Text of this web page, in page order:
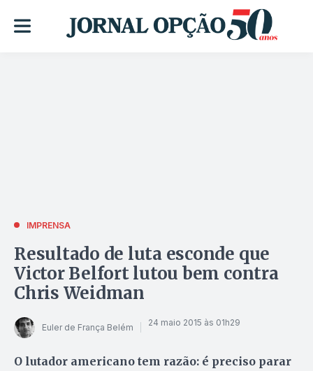
IMPRENSA
Resultado de luta esconde que
Victor Belfort lutou bem contra
Chris Weidman
Euler de França Belém 24 maio 2015 às 01h29
O lutador americano tem razão: é preciso parar